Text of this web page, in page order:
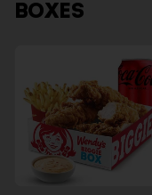
BOXES